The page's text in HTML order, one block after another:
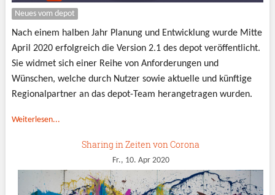
Neues vom depot
Nach einem halben Jahr Planung und Entwicklung wurde Mitte
April 2020 erfolgreich die Version 2.1 des depot veröffentlicht.
Sie widmet sich einer Reihe von Anforderungen und
Wünschen, welche durch Nutzer sowie aktuelle und künftige
Regionalpartner an das depot-Team herangetragen wurden.
Weiterlesen...
Sharing in Zeiten von Corona
Fr., 10. Apr 2020